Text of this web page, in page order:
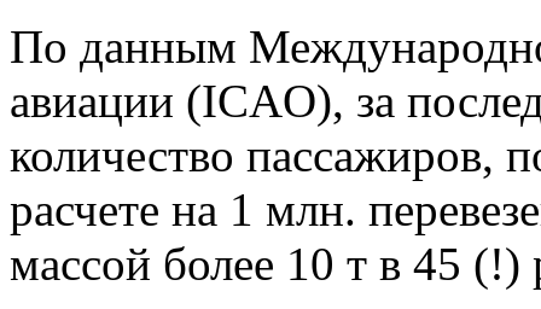
По данным
авиации (ICAO), за
количество пассажиров,
расчете на 1 млн.
массой более 10 т в 45